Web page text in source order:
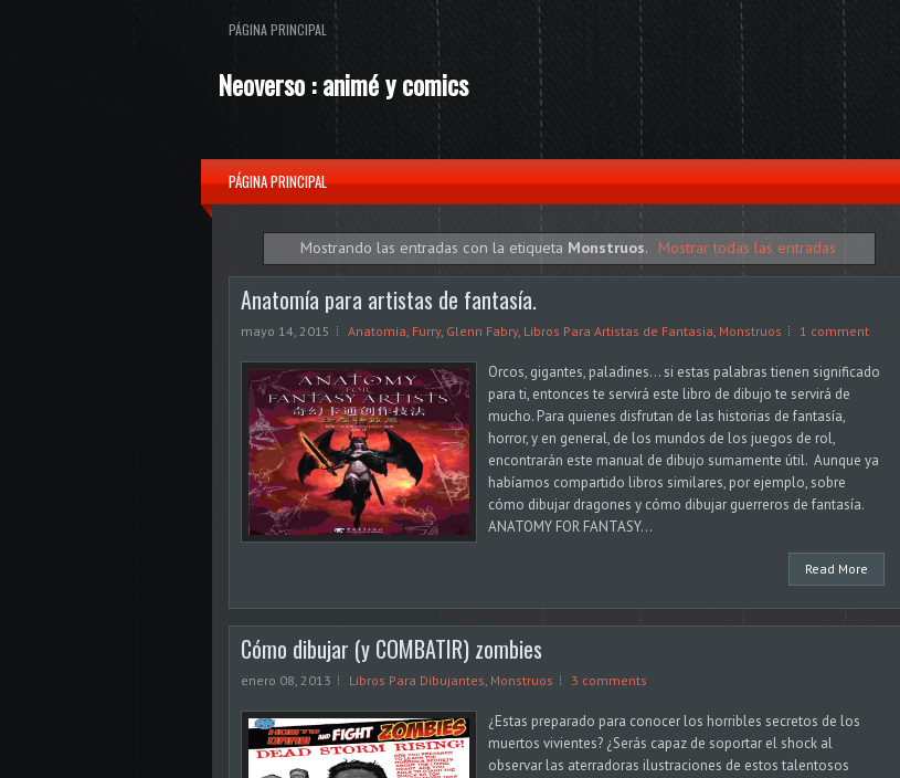
PÁGINA PRINCIPAL
Neoverso : animé y comics
PÁGINA PRINCIPAL
Mostrando las entradas con la etiqueta Monstruos. Mostrar todas las entradas
Anatomía para artistas de fantasía.
mayo 14, 2015 Anatomia Furry, Glenn Fabry, Libros Para Artistas de Fantasia Monstruos 1 comment
Orcos, gigantes, paladines... si estas palabras tienen significado
para ti, entonces te servirá este libro de dibujo te servirá de
mucho. Para quienes disfrutan de las historias de fantasía,
horror, y en general, de los mundos de los juegos de rol,
encontrarán este manual de dibujo sumamente útil. Aunque ya
habíamos compartido libros similares, por ejemplo, sobre
cómo dibujar dragones y cómo dibujar guerreros de fantasía.
ANATOMY FOR FANTASY...
Read More
Cómo dibujar (y COMBATIR) zombies
enero 08, 2013 Libros Para Dibujantes Monstruos 3 comments
¿Estas preparado para conocer los horribles secretos de los
muertos vivientes? ¿Serás capaz de soportar el shock al
observar las aterradoras ilustraciones de estos talentosos